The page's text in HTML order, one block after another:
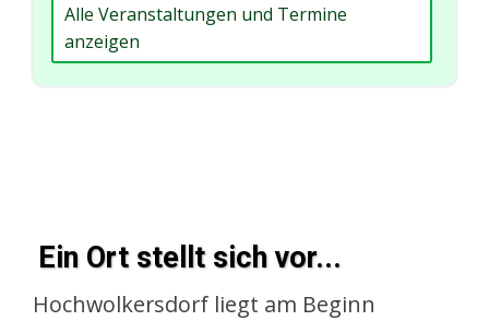
Alle Veranstaltungen und Termine
anzeigen
Ein Ort stellt sich vor...
Hochwolkersdorf liegt am Beginn